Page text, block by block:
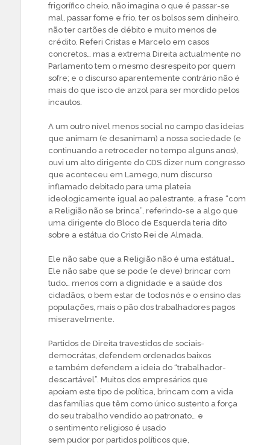
frigorífico cheio, não imagina o que é passar-se
mal, passar fome e frio, ter os bolsos sem dinheiro,
não ter cartões de débito e muito menos de
crédito. Referi Cristas e Marcelo em casos
concretos… mas a extrema Direita actualmente no
Parlamento tem o mesmo desrespeito por quem
sofre; e o discurso aparentemente contrário não é
mais do que isco de anzol para ser mordido pelos
incautos.
A um outro nível menos social no campo das ideias
que animam (e desanimam) a nossa sociedade (e
continuando a retroceder no tempo alguns anos),
ouvi um alto dirigente do CDS dizer num congresso
que aconteceu em Lamego, num discurso
inflamado debitado para uma plateia
ideologicamente igual ao palestrante, a frase “com
a Religião não se brinca”, referindo-se a algo que
uma dirigente do Bloco de Esquerda teria dito
sobre a estátua do Cristo Rei de Almada.
Ele não sabe que a Religião não é uma estátua!…
Ele não sabe que se pode (e deve) brincar com
tudo… menos com a dignidade e a saúde dos
cidadãos, o bem estar de todos nós e o ensino das
populações, mais o pão dos trabalhadores pagos
miseravelmente.
Partidos de Direita travestidos de sociais-
democrátas, defendem ordenados baixos
e também defendem a ideia do “trabalhador-
descartável”. Muitos dos empresários que
apoiam este tipo de política, brincam com a vida
das famílias que têm como único sustento a força
do seu trabalho vendido ao patronato… e
o sentimento religioso é usado
sem pudor por partidos políticos que,